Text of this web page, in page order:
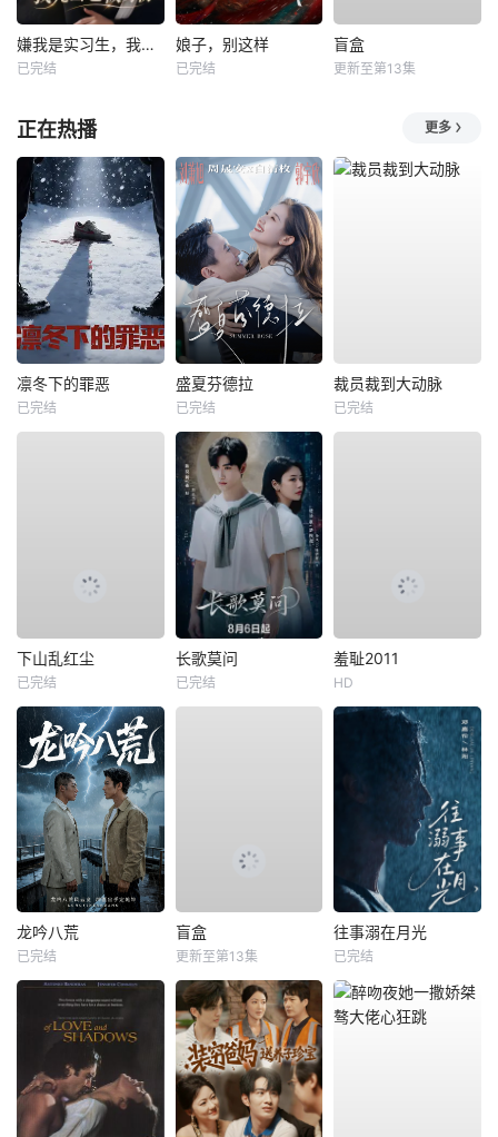
嫌我是实习生，我亮出老板身份
已完结
娘子，别这样
已完结
盲盒
更新至第13集
正在热播 更多
凛冬下的罪恶
已完结
盛夏芬德拉
已完结
裁员裁到大动脉
已完结
下山乱红尘
已完结
长歌莫问
已完结
羞耻2011
HD
龙吟八荒
已完结
盲盒
更新至第13集
往事溺在月光
已完结